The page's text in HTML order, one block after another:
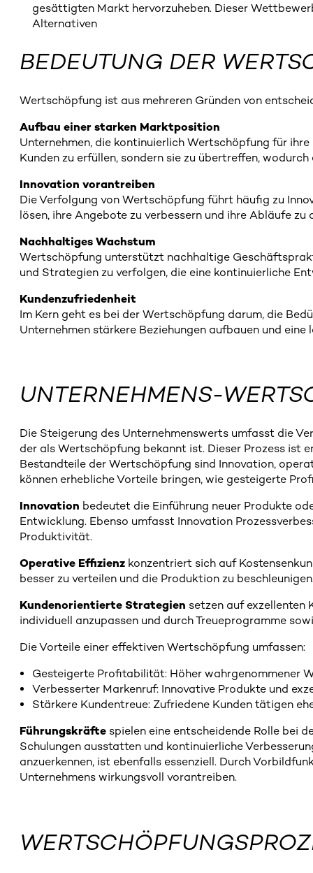
gesättigten Markt hervorzuheben. Dieser
Alternativen
BEDEUTUNG DER
Wertschöpfung ist aus mehreren Gründen von
Aufbau einer starken Marktposition
Unternehmen, die kontinuierlich Wertschöpfung für
Kunden zu erfüllen, sondern sie zu übertreffen,
Innovation vorantreiben
Die Verfolgung von Wertschöpfung führt häufig zu
lösen, ihre Angebote zu verbessern und ihre Abläufe
Nachhaltiges Wachstum
Wertschöpfung unterstützt nachhaltige
und Strategien zu verfolgen, die eine kontinuierliche
Kundenzufriedenheit
Im Kern geht es bei der Wertschöpfung darum, die
Unternehmen stärkere Beziehungen aufbauen und
UNTERNEHMENS-
Die Steigerung des Unternehmenswerts umfasst die
der als Wertschöpfung bekannt ist. Dieser Prozess ist
Bestandteile der Wertschöpfung sind Innovation,
können erhebliche Vorteile bringen, wie gesteigerte
Innovation bedeutet die Einführung neuer Produkte
Entwicklung. Ebenso umfasst Innovation
Produktivität.
Operative Effizienz konzentriert sich auf
besser zu verteilen und die Produktion zu
Kundenorientierte Strategien setzen auf exzellenten
individuell anzupassen und durch Treueprogramme
Die Vorteile einer effektiven Wertschöpfung umfassen:
Gesteigerte Profitabilität: Höher wahrgenommener
Verbesserter Markenruf: Innovative Produkte und
Stärkere Kundentreue: Zufriedene Kunden tätigen
Führungskräfte spielen eine entscheidende Rolle bei
Schulungen ausstatten und kontinuierliche
anzuerkennen, ist ebenfalls essenziell. Durch
Unternehmens wirkungsvoll vorantreiben.